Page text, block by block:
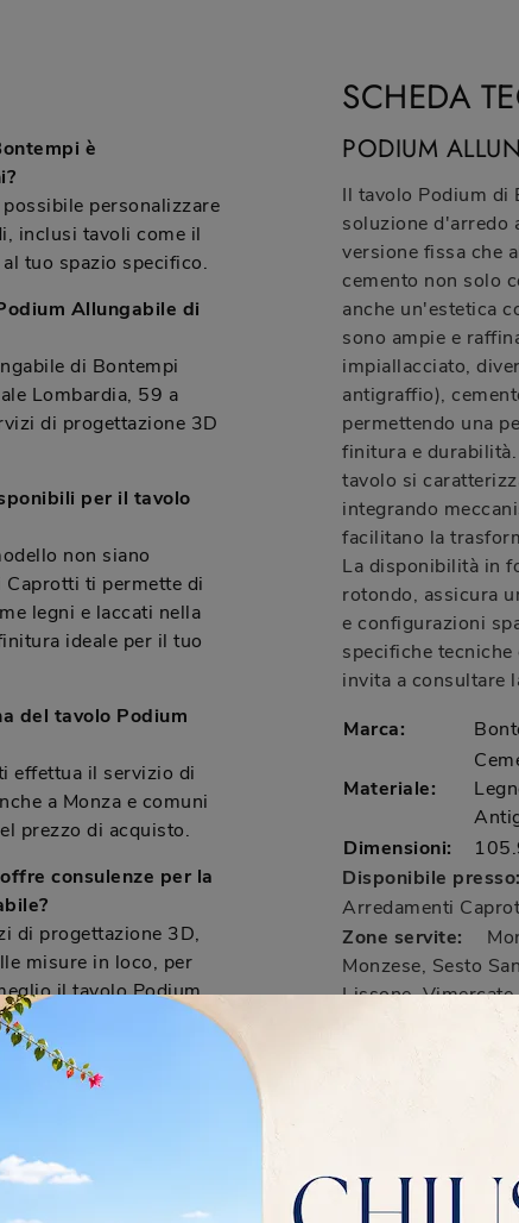
è
personalizzare
inclusi tavoli come il
tuo spazio specifico.
Allungabile di
di Bontempi
Lombardia, 59 a
di progettazione 3D
per il tavolo
non siano
ti permette di
legni e laccati nella
ideale per il tuo
del tavolo Podium
effettua il servizio di
a Monza e comuni
prezzo di acquisto.
consulenze per la
di progettazione 3D,
misure in loco, per
il tavolo Podium
per il tavolo
anche Cinisello
pagamento
Podium Allungabile
SCHEDA
PODIUM
Il tavolo Podium di
soluzione d'arredo
versione fissa che
cemento non solo
anche un'estetica
sono ampie e
impiallacciato,
antigraffio),
permettendo una
finitura e
tavolo si
integrando
facilitano la
La disponibilità in
rotondo, assicura
e configurazioni
specifiche
invita a consultare
Marca:
Materiale:
Dimensioni:
Disponibile presso:
Arredamenti
Zone servite:
Monzese, Sesto
Lissone,